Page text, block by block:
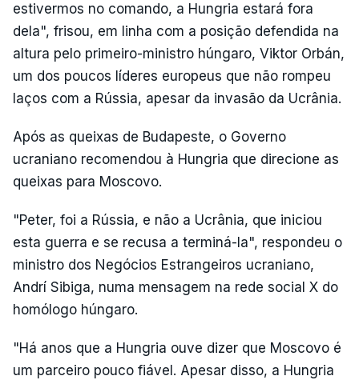
estivermos no comando, a Hungria estará fora
dela", frisou, em linha com a posição defendida na
altura pelo primeiro-ministro húngaro, Viktor Orbán,
um dos poucos líderes europeus que não rompeu
laços com a Rússia, apesar da invasão da Ucrânia.
Após as queixas de Budapeste, o Governo
ucraniano recomendou à Hungria que direcione as
queixas para Moscovo.
"Peter, foi a Rússia, e não a Ucrânia, que iniciou
esta guerra e se recusa a terminá-la", respondeu o
ministro dos Negócios Estrangeiros ucraniano,
Andrí Sibiga, numa mensagem na rede social X do
homólogo húngaro.
"Há anos que a Hungria ouve dizer que Moscovo é
um parceiro pouco fiável. Apesar disso, a Hungria